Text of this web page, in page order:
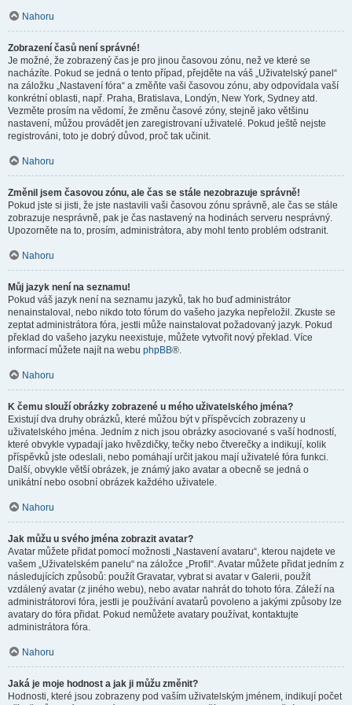
Nahoru
Zobrazení časů není správné!
Je možné, že zobrazený čas je pro jinou časovou zónu, než ve které se
nacházíte. Pokud se jedná o tento případ, přejděte na váš „Uživatelský panel“
na záložku „Nastavení fóra“ a změňte vaši časovou zónu, aby odpovídala vaší
konkrétní oblasti, např. Praha, Bratislava, Londýn, New York, Sydney atd.
Vezměte prosím na vědomí, že změnu časové zóny, stejně jako většinu
nastavení, můžou provádět jen zaregistrovaní uživatelé. Pokud ještě nejste
registrováni, toto je dobrý důvod, proč tak učinit.
Nahoru
Změnil jsem časovou zónu, ale čas se stále nezobrazuje správně!
Pokud jste si jisti, že jste nastavili vaši časovou zónu správně, ale čas se stále
zobrazuje nesprávně, pak je čas nastavený na hodinách serveru nesprávný.
Upozorněte na to, prosím, administrátora, aby mohl tento problém odstranit.
Nahoru
Můj jazyk není na seznamu!
Pokud váš jazyk není na seznamu jazyků, tak ho buď administrátor
nenainstaloval, nebo nikdo toto fórum do vašeho jazyka nepřeložil. Zkuste se
zeptat administrátora fóra, jestli může nainstalovat požadovaný jazyk. Pokud
překlad do vašeho jazyku neexistuje, můžete vytvořit nový překlad. Více
informací můžete najít na webu phpBB®.
Nahoru
K čemu slouží obrázky zobrazené u mého uživatelského jména?
Existují dva druhy obrázků, které můžou být v příspěvcích zobrazeny u
uživatelského jména. Jedním z nich jsou obrázky asociované s vaší hodností,
které obvykle vypadají jako hvězdičky, tečky nebo čtverečky a indikují, kolik
příspěvků jste odeslali, nebo pomáhají určit jakou mají uživatelé fóra funkci.
Další, obvykle větší obrázek, je známý jako avatar a obecně se jedná o
unikátní nebo osobní obrázek každého uživatele.
Nahoru
Jak můžu u svého jména zobrazit avatar?
Avatar můžete přidat pomocí možnosti „Nastavení avataru“, kterou najdete ve
vašem „Uživatelském panelu“ na záložce „Profil“. Avatar můžete přidat jedním z
následujících způsobů: použít Gravatar, vybrat si avatar v Galerii, použít
vzdálený avatar (z jiného webu), nebo avatar nahrát do tohoto fóra. Záleží na
administrátorovi fóra, jestli je používání avatarů povoleno a jakými způsoby lze
avatary do fóra přidat. Pokud nemůžete avatary používat, kontaktujte
administrátora fóra.
Nahoru
Jaká je moje hodnost a jak ji můžu změnit?
Hodnosti, které jsou zobrazeny pod vaším uživatelským jménem, indikují počet